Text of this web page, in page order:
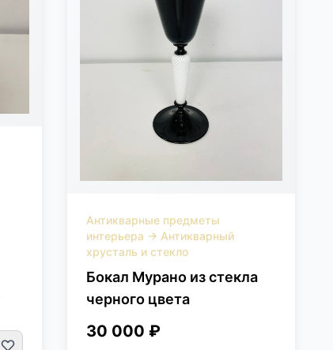
Антикварные предметы
интерьера → Антикварный
хрусталь и стекло
Бокал Мурано из стекла
черного цвета
30 000 ₽